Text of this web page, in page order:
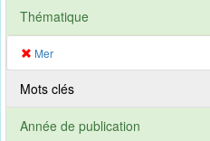
Thématique
Mer
Mots clés
Année de publication